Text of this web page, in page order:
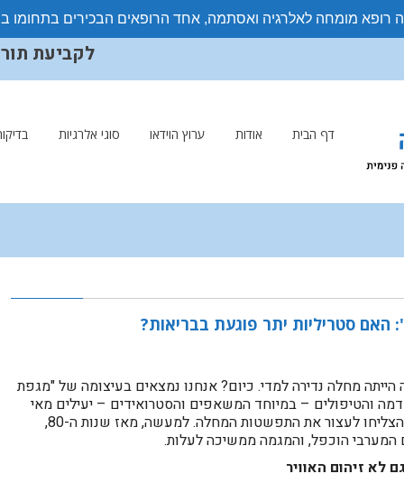
לקביעת תורים
דף הבית אודות ערוץ הוידאו סוגי אלרגיות
סטריליות יתר פוגעת בבריאות?
או אסתמה הייתה מחלה נדירה למדי. כיום? אנחנו נמצאים בעיצומה של "מגפת
והטיפולים – במיוחד המשאפים והסטרואידים – יעילים מאי
פעם בהפחתת התמותה והסבל, הם לא הצליחו לעצור את התפשטות המחלה. למעשה, מאז שנות ה-80,
הוכפל, והמגמה ממשיכה לעלות.
לא זיהום האוויר
רופא מומחה לאלרגיה ואסתמה, אחד הרופאים הבכירים בתחומו